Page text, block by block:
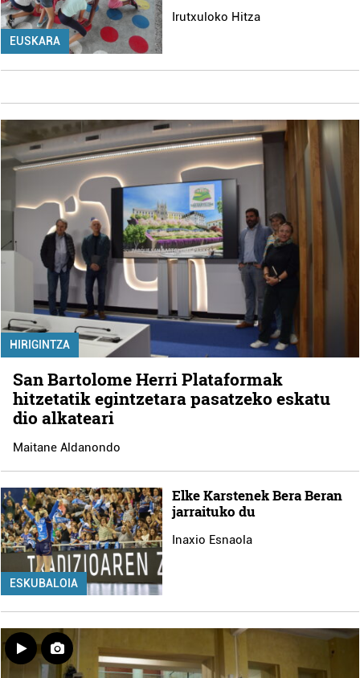
EUSKARA
Irutxuloko Hitza
HIRIGINTZA
San Bartolome Herri Plataformak
hitzetatik egintzetara pasatzeko eskatu
dio alkateari
Maitane Aldanondo
ESKUBALOIA
Elke Karstenek Bera Beran
jarraituko du
Inaxio Esnaola